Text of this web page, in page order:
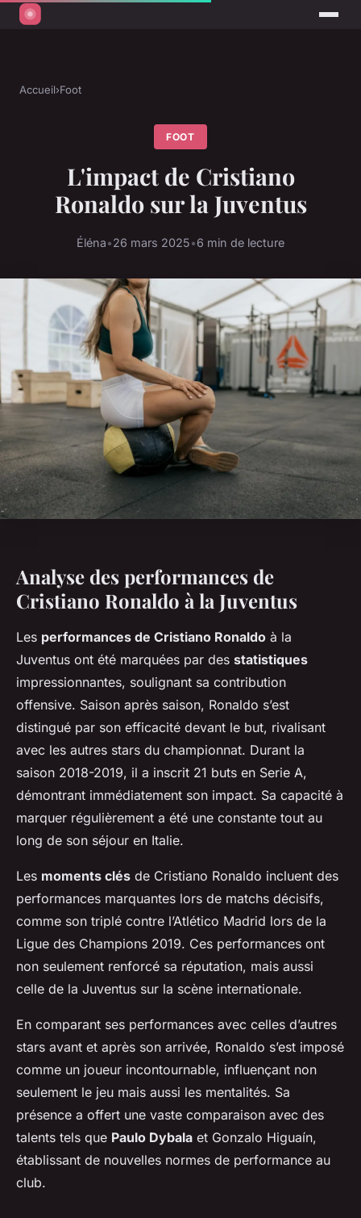
Accueil›Foot
FOOT
L'impact de Cristiano
Ronaldo sur la Juventus
Éléna•26 mars 2025•6 min de lecture
Analyse des performances de
Cristiano Ronaldo à la Juventus
Les performances de Cristiano Ronaldo à la
Juventus ont été marquées par des statistiques
impressionnantes, soulignant sa contribution
offensive. Saison après saison, Ronaldo s’est
distingué par son efficacité devant le but, rivalisant
avec les autres stars du championnat. Durant la
saison 2018-2019, il a inscrit 21 buts en Serie A,
démontrant immédiatement son impact. Sa capacité à
marquer régulièrement a été une constante tout au
long de son séjour en Italie.
Les moments clés de Cristiano Ronaldo incluent des
performances marquantes lors de matchs décisifs,
comme son triplé contre l’Atlético Madrid lors de la
Ligue des Champions 2019. Ces performances ont
non seulement renforcé sa réputation, mais aussi
celle de la Juventus sur la scène internationale.
En comparant ses performances avec celles d’autres
stars avant et après son arrivée, Ronaldo s’est imposé
comme un joueur incontournable, influençant non
seulement le jeu mais aussi les mentalités. Sa
présence a offert une vaste comparaison avec des
talents tels que Paulo Dybala et Gonzalo Higuaín,
établissant de nouvelles normes de performance au
club.